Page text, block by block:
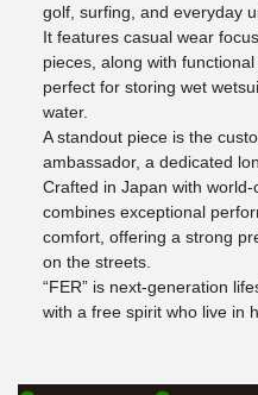
golf, surfing, and everyday
It features casual wear
pieces, along with
perfect for storing wet
water.
A standout piece is the
ambassador, a dedicated
Crafted in Japan with
combines exceptional
comfort, offering a strong
on the streets.
“FER” is next-generation
with a free spirit who live in